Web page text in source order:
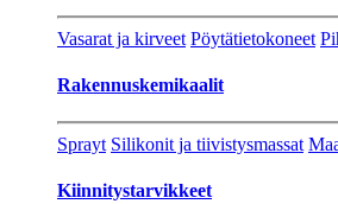
Vasarat ja kirveet Pöytätietokoneet
Rakennuskemikaalit
Sprayt Silikonit ja tiivistysmassat
Kiinnitystarvikkeet